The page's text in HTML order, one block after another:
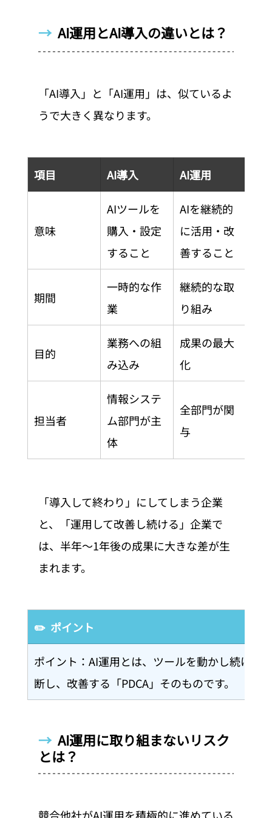
→ AI運用とAI導入の違いとは？
「AI導入」と「AI運用」は、似ているよ
うで大きく異なります。
項目 AI導入 AI運用
意味
AIツールを
購入・設定
すること
AIを継続的
に活用・改
善すること
期間
一時的な作
業
継続的な取
り組み
目的
業務への組
み込み
成果の最大
化
担当者
情報システ
ム部門が主
体
全部門が関
与
「導入して終わり」にしてしまう企業
と、「運用して改善し続ける」企業で
は、半年〜1年後の成果に大きな差が生
まれます。
✏️  ポイント
ポイント：AI運用とは、ツールを動かし続ける
断し、改善する「PDCA」そのものです。
→ AI運用に取り組まないリスク
とは？
競合他社がAI運用を積極的に進めている